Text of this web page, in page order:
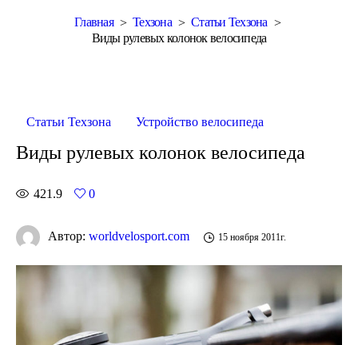
Главная Техзона
Статьи Техзона
Виды рулевых колонок велосипеда
Статьи Техзона Устройство велосипеда
Виды рулевых колонок велосипеда
421.9 0
Автор: worldvelosport.com 15 ноября 2011г.